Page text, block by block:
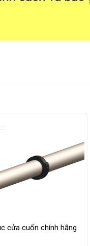
cửa cuốn chính hãng